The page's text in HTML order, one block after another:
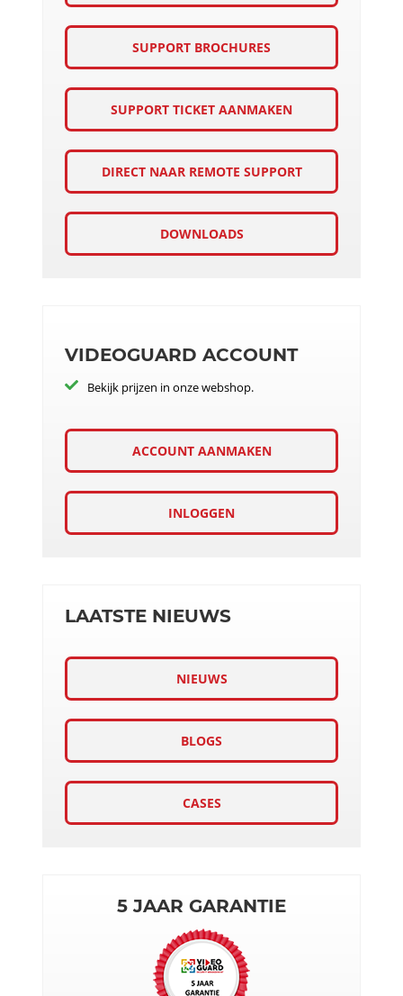
SUPPORT BROCHURES
SUPPORT TICKET AANMAKEN
DIRECT NAAR REMOTE SUPPORT
DOWNLOADS
VIDEOGUARD ACCOUNT
Bekijk prijzen in onze webshop.
ACCOUNT AANMAKEN
INLOGGEN
LAATSTE NIEUWS
NIEUWS
BLOGS
CASES
5 JAAR GARANTIE